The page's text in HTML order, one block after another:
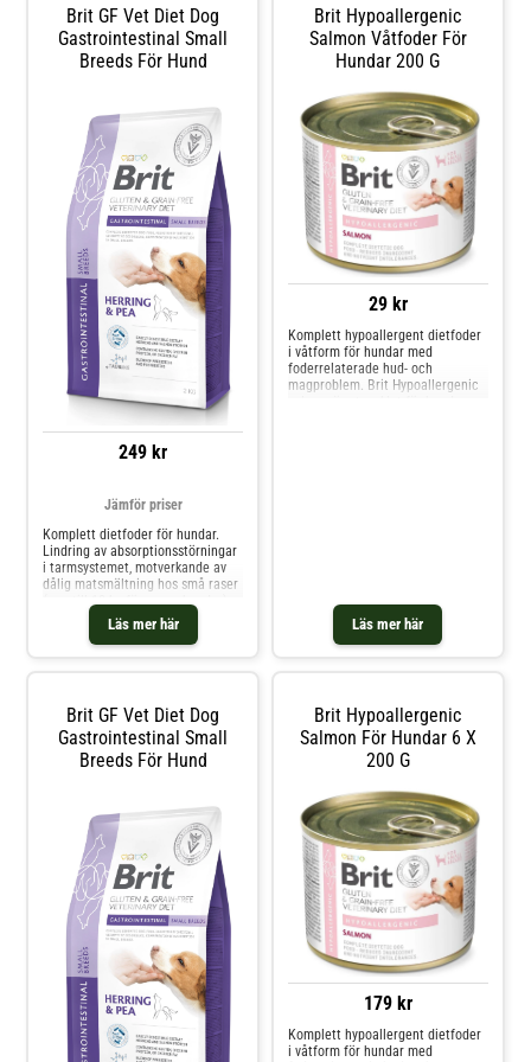
Brit GF Vet Diet Dog
Gastrointestinal Small
Breeds För Hund
249 kr
Läs mer här
Jämför priser
Komplett dietfoder för hundar.
Lindring av absorptionsstörningar
i tarmsystemet, motverkande av
dålig matsmältning hos små raser
Ingredienser: Torkad sill (29 %),
ärtor (24 %), bovete (14 %),
hydrolyserat laxprotein (12 %),
Brit Hypoallergenic
Salmon Våtfoder För
Hundar 200 G
29 kr
Läs mer här
Komplett hypoallergent dietfoder
i våtform för hundar med
foderrelaterade hud- och
magproblem. Brit Hypoallergenic
Brit GF Vet Diet Dog
Gastrointestinal Small
Breeds För Hund
Brit Hypoallergenic
Salmon För Hundar 6 X
200 G
179 kr
Komplett hypoallergent dietfoder
i våtform för hundar med